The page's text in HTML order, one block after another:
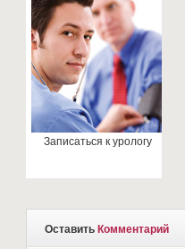
Записаться к урологу
ОставитьКомментарий